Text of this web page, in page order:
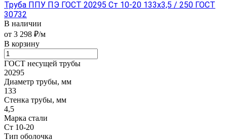
Труба ППУ ПЭ ГОСТ 20295 Ст 10-20 133x3,5 / 250 ГОСТ
30732
В наличии
от 3 298 ₽/м
В корзину
ГОСТ несущей трубы
20295
Диаметр трубы, мм
133
Стенка трубы, мм
4,5
Марка стали
Ст 10-20
Тип оболочка